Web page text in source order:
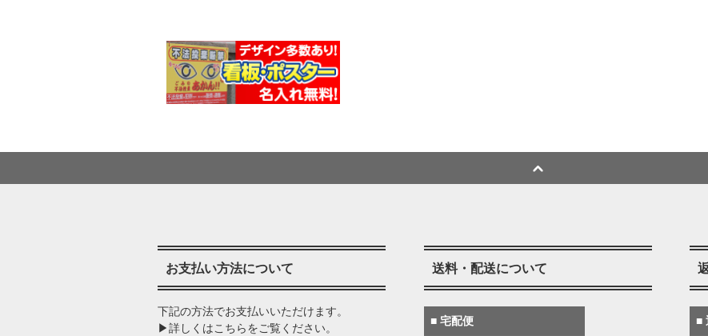
お支払い方法について
下記の方法でお支払いいただけます。
▶詳しくはこちらをご覧ください。
送料・配送について
■ 宅配便 ■